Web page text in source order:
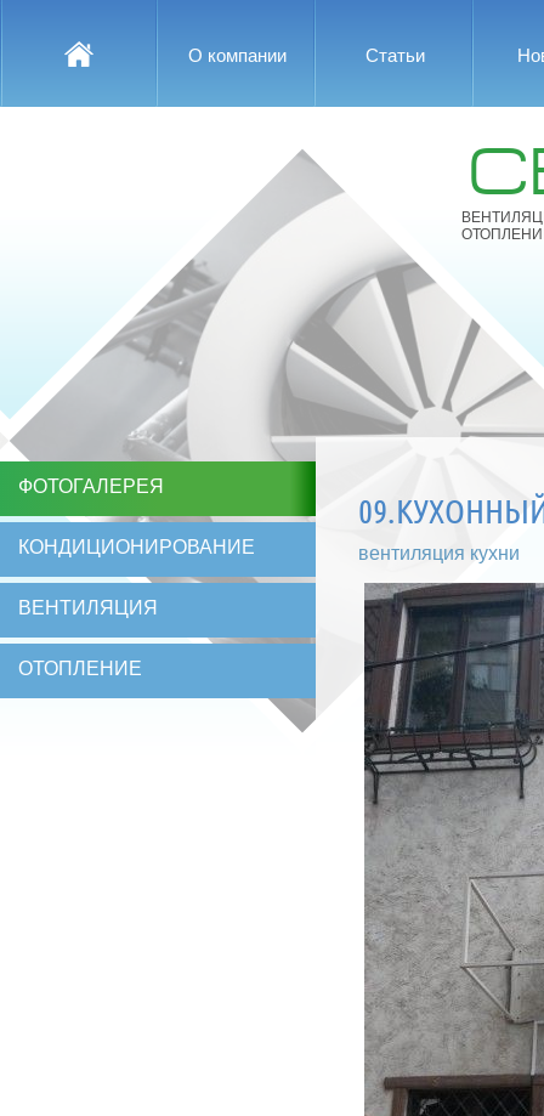
О компании Статьи
ФОТОГАЛЕРЕЯ
КОНДИЦИОНИРОВАНИЕ
ВЕНТИЛЯЦИЯ
ОТОПЛЕНИЕ
вентиляция кухни